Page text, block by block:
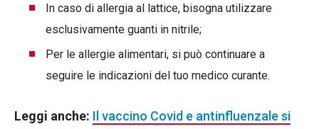
In caso di allergia al lattice, bisogna utilizzare
esclusivamente guanti in nitrile;
Per le allergie alimentari, si può continuare a
seguire le indicazioni del tuo medico curante.
Leggi anche: Il vaccino Covid e antinfluenzale si